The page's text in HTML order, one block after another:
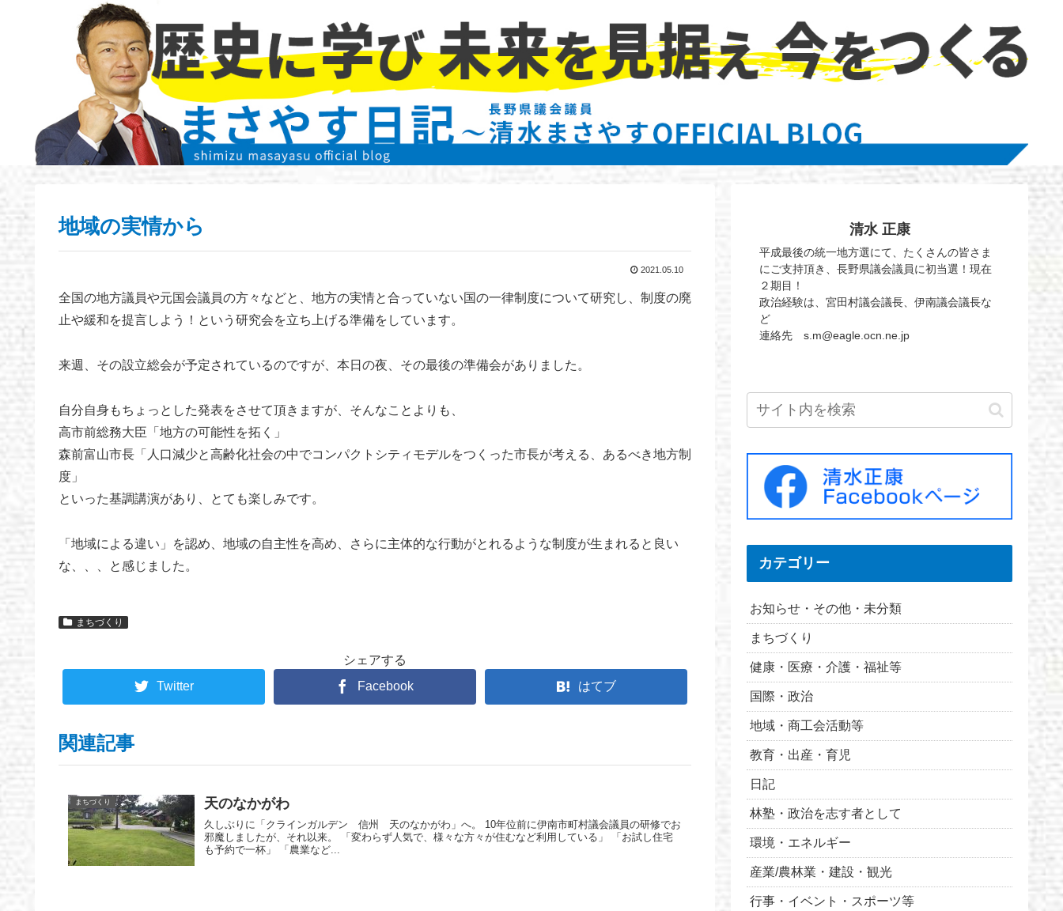
地域の実情から
2021.05.10
全国の地方議員や元国会議員の方々などと、地方の実情と合っていない国の一律制度について研究し、制度の廃
止や緩和を提言しよう！という研究会を立ち上げる準備をしています。
来週、その設立総会が予定されているのですが、本日の夜、その最後の準備会がありました。
自分自身もちょっとした発表をさせて頂きますが、そんなことよりも、
高市前総務大臣「地方の可能性を拓く」
森前富山市長「人口減少と高齢化社会の中でコンパクトシティモデルをつくった市長が考える、あるべき地方制
度」
といった基調講演があり、とても楽しみです。
「地域による違い」を認め、地域の自主性を高め、さらに主体的な行動がとれるような制度が生まれると良い
な、、、と感じました。
まちづくり
シェアする
Twitter
Facebook はてブ
関連記事
まちづくり 天のなかがわ
久しぶりに「クラインガルデン 信州 天のなかがわ」へ。 10年位前に伊南市町村議会議員の研修でお
邪魔しましたが、それ以来。 「変わらず人気で、様々な方々が住むなど利用している」 「お試し住宅
も予約で一杯」 「農業など...
清水 正康
平成最後の統一地方選にて、たくさんの皆さま
にご支持頂き、長野県議会議員に初当選！現在
２期目！
政治経験は、宮田村議会議長、伊南議会議長な
ど
連絡先 s.m@eagle.ocn.ne.jp
カテゴリー
お知らせ・その他・未分類
まちづくり
健康・医療・介護・福祉等
国際・政治
地域・商工会活動等
教育・出産・育児
日記
林塾・政治を志す者として
環境・エネルギー
産業/農林業・建設・観光
行事・イベント・スポーツ等